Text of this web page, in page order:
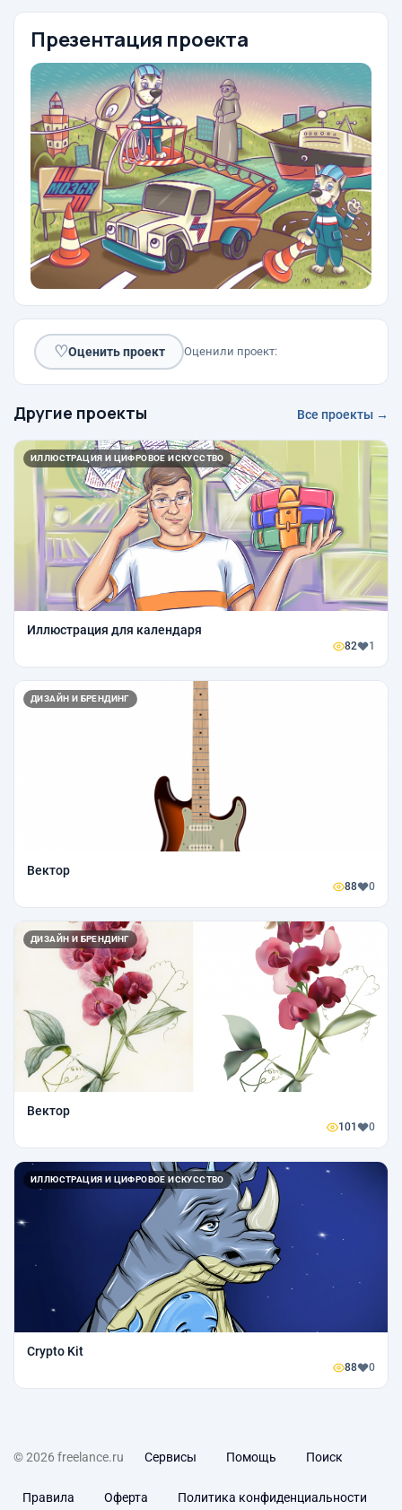
Презентация проекта
♡Оценить проект Оценили проект:
Другие проекты Все проекты →
ИЛЛЮСТРАЦИЯ И ЦИФРОВОЕ ИСКУССТВО
Иллюстрация для календаря
82 1
ДИЗАЙН И БРЕНДИНГ
Вектор
88 0
ДИЗАЙН И БРЕНДИНГ
Вектор
101 0
ИЛЛЮСТРАЦИЯ И ЦИФРОВОЕ ИСКУССТВО
Crypto Kit
88 0
© 2026 freelance.ru Сервисы Помощь Поиск
Правила Оферта Политика конфиденциальности